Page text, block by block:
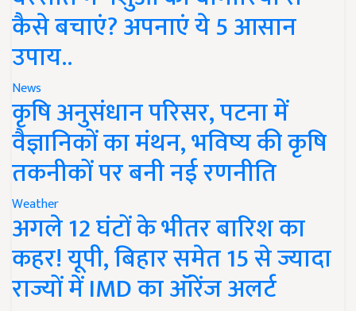
कैसे बचाएं? अपनाएं ये 5 आसान
उपाय..
News
कृषि अनुसंधान परिसर, पटना में
वैज्ञानिकों का मंथन, भविष्य की कृषि
तकनीकों पर बनी नई रणनीति
Weather
अगले 12 घंटों के भीतर बारिश का
कहर! यूपी, बिहार समेत 15 से ज्यादा
राज्यों में IMD का ऑरेंज अलर्ट